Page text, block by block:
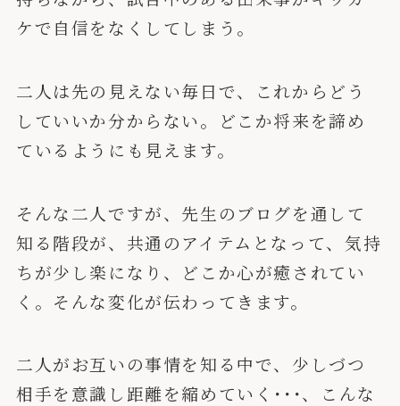
ケで自信をなくしてしまう。
二人は先の見えない毎日で、これからどう
していいか分からない。どこか将来を諦め
ているようにも見えます。
そんな二人ですが、先生のブログを通して
知る階段が、共通のアイテムとなって、気持
ちが少し楽になり、どこか心が癒されてい
く。そんな変化が伝わってきます。
二人がお互いの事情を知る中で、少しづつ
相手を意識し距離を縮めていく･･･、こんな